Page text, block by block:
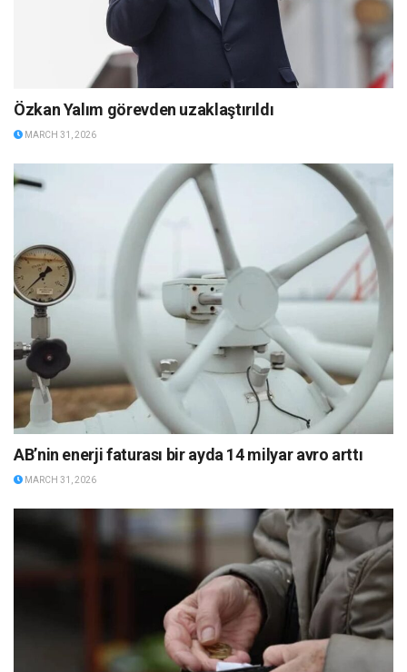
Özkan Yalım görevden uzaklaştırıldı
MARCH 31, 2026
AB’nin enerji faturası bir ayda 14 milyar avro arttı
MARCH 31, 2026